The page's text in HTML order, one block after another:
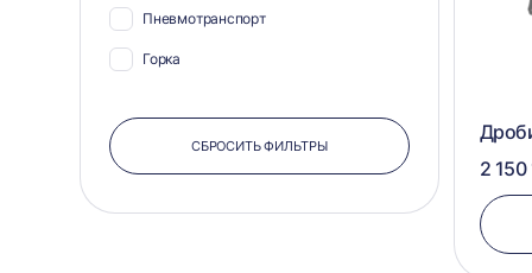
Пневмотранспорт
Горка
СБРОСИТЬ ФИЛЬТРЫ
2 150